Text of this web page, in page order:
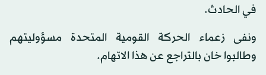
في الحادث.
ونفى زعماء الحركة القومية المتحدة مسؤوليتهم
وطالبوا خان بالتراجع عن هذا الاتهام.